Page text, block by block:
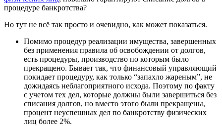
процедуре банкротства?
Но тут не всё так просто и очевидно, как может показаться.
Помимо процедур реализации имущества, завершенных
без применения правила об освобождении от долгов,
есть процедуры, производство по которым было
прекращено. Бывает так, что финансовый управляющий
покидает процедуру, как только “запахло жареным”, не
дожидаясь неблагоприятного исхода. Поэтому по факту
с учетом тех дел, которые должны были завершиться без
списания долгов, но вместо этого были прекращены,
процент неуспешных дел по банкротству физических
лиц более 2%.